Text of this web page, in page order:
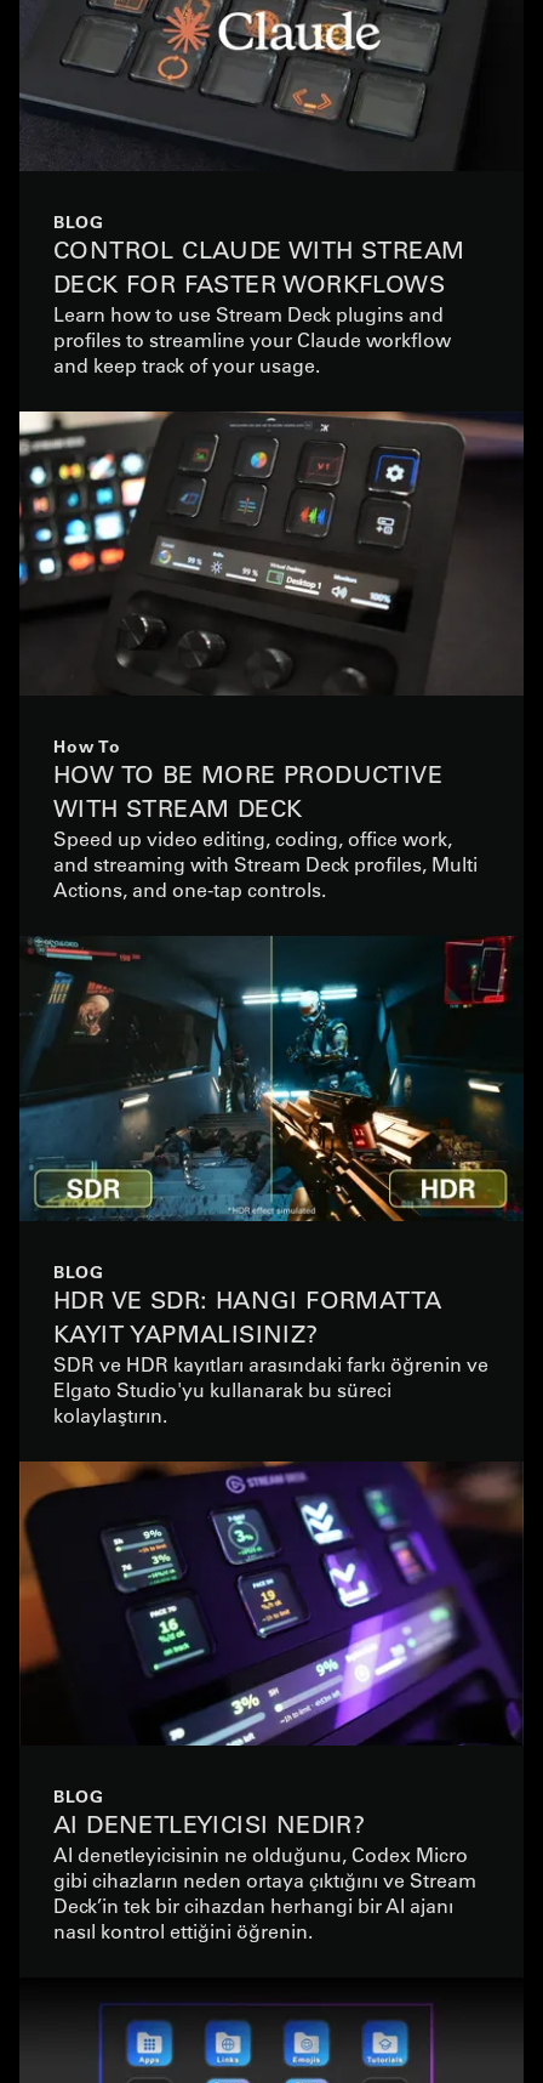
BLOG
CONTROL CLAUDE WITH STREAM
DECK FOR FASTER WORKFLOWS
Learn how to use Stream Deck plugins and
profiles to streamline your Claude workflow
and keep track of your usage.
How To
HOW TO BE MORE PRODUCTIVE
WITH STREAM DECK
Speed up video editing, coding, office work,
and streaming with Stream Deck profiles, Multi
Actions, and one-tap controls.
BLOG
HDR VE SDR: HANGI FORMATTA
KAYIT YAPMALISINIZ?
SDR ve HDR kayıtları arasındaki farkı öğrenin ve
Elgato Studio'yu kullanarak bu süreci
kolaylaştırın.
BLOG
AI DENETLEYICISI NEDIR?
AI denetleyicisinin ne olduğunu, Codex Micro
gibi cihazların neden ortaya çıktığını ve Stream
Deck’in tek bir cihazdan herhangi bir AI ajanı
nasıl kontrol ettiğini öğrenin.